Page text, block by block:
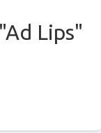
Lips"